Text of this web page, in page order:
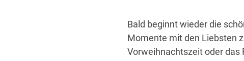
Bald beginnt wieder die
Momente mit den Liebsten
Vorweihnachtszeit oder das